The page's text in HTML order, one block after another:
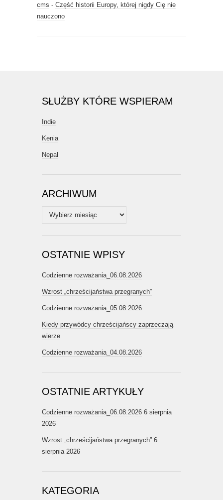
cms - Część historii Europy, której nigdy Cię nie
nauczono
SŁUŻBY KTÓRE WSPIERAM
Indie
Kenia
Nepal
ARCHIWUM
Archiwum
OSTATNIE WPISY
Codzienne rozważania_06.08.2026
Wzrost „chrześcijaństwa przegranych”
Codzienne rozważania_05.08.2026
Kiedy przywódcy chrześcijańscy zaprzeczają
wierze
Codzienne rozważania_04.08.2026
OSTATNIE ARTYKUŁY
Codzienne rozważania_06.08.2026 6 sierpnia
2026
Wzrost „chrześcijaństwa przegranych” 6
sierpnia 2026
KATEGORIA